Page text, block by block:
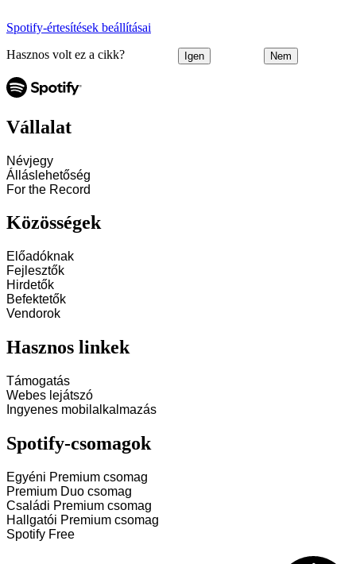
Spotify-értesítések beállításai
Hasznos volt ez a cikk? Igen Nem
Vállalat
Névjegy
Álláslehetőség
For the Record
Közösségek
Előadóknak
Fejlesztők
Hirdetők
Befektetők
Vendorok
Hasznos linkek
Támogatás
Webes lejátszó
Ingyenes mobilalkalmazás
Spotify-csomagok
Egyéni Premium csomag
Premium Duo csomag
Családi Premium csomag
Hallgatói Premium csomag
Spotify Free